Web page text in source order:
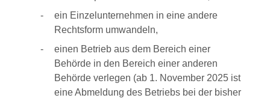
ein Einzelunternehmen in eine andere
Rechtsform umwandeln,
einen Betrieb aus dem Bereich einer
Behörde in den Bereich einer anderen
Behörde verlegen (ab 1. November 2025 ist
eine Abmeldung des Betriebs bei der bisher